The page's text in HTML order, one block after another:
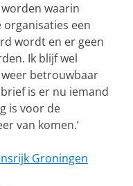
waarin
een
wordt en er geen
Ik blijf wel
betrouwbaar
is er nu iemand
is voor de
van komen.’
Groningen